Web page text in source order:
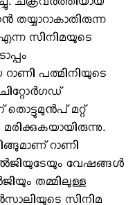
ചക്രവർത്തിയായ
തയ്യാറാകാതിരുന്ന
സിനിമയുടെ
പത്മിനിയുടെ
തൊട്ടുമുൻപ് മറ്റ്
മരിക്കുകയായിരുന്നു.
റാണി
വേഷങ്ങൾ
തമ്മിലുള്ള